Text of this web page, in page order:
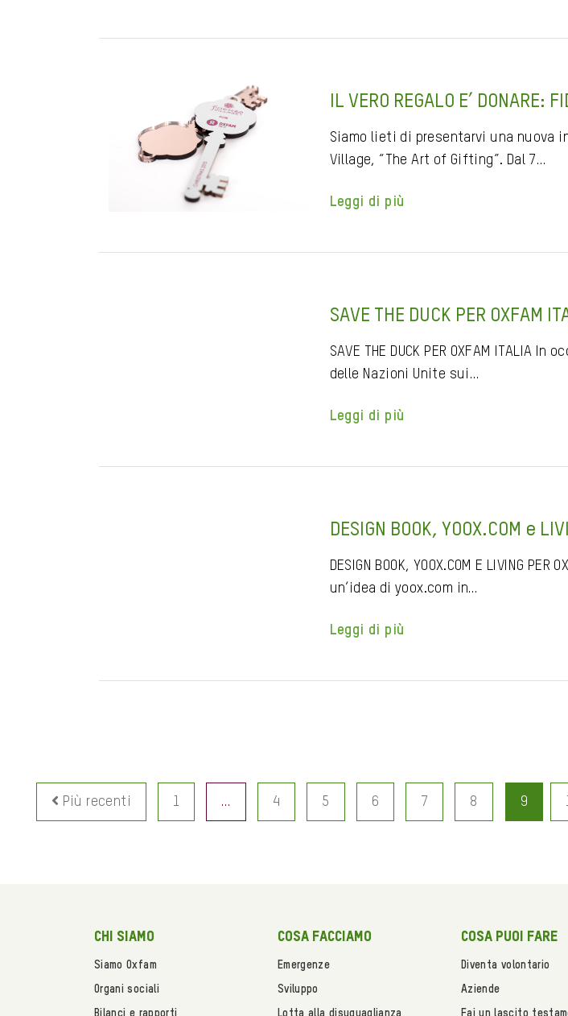
IL VERO REGALO E’ DONARE:
Siamo lieti di presentarvi una nuova
Village, “The Art of Gifting”. Dal 7…
Leggi di più
SAVE THE DUCK PER OXFAM
SAVE THE DUCK PER OXFAM ITALIA
delle Nazioni Unite sui…
Leggi di più
DESIGN BOOK, YOOX.COM e
DESIGN BOOK, YOOX.COM E LIVING
un’idea di yoox.com in…
Leggi di più
Più recenti 1 … 4 5 6 7 8 9
Chi siamo
Siamo Oxfam
Organi sociali
Bilanci e rapporti
Cosa facciamo
Emergenze
Sviluppo
Lotta alla disuguaglianza
Cosa puoi fare
Diventa volontario
Aziende
Fai un lascito